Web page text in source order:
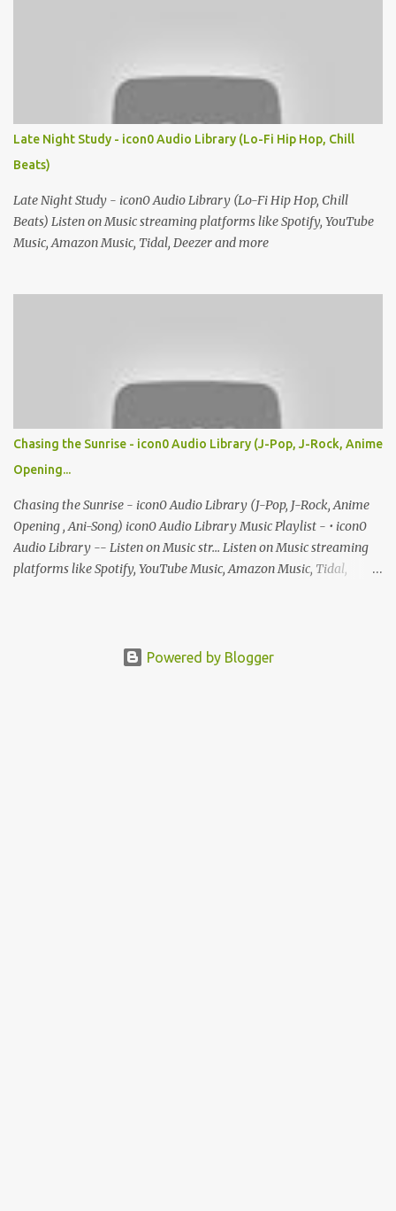
Late Night Study - icon0 Audio Library (Lo-Fi Hip Hop, Chill
Beats)
Late Night Study - icon0 Audio Library (Lo-Fi Hip Hop, Chill
Beats) Listen on Music streaming platforms like Spotify, YouTube
Music, Amazon Music, Tidal, Deezer and more
Chasing the Sunrise - icon0 Audio Library (J-Pop, J-Rock, Anime
Opening...
Chasing the Sunrise - icon0 Audio Library (J-Pop, J-Rock, Anime
Opening , Ani-Song) icon0 Audio Library Music Playlist - • icon0
Audio Library -- Listen on Music str... Listen on Music streaming
platforms like Spotify, YouTube Music, Amazon Music, Tidal,
Powered by Blogger